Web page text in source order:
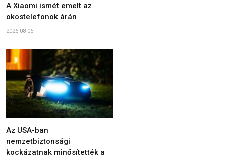
A Xiaomi ismét emelt az
okostelefonok árán
2026-08-06
Az USA-ban
nemzetbiztonsági
kockázatnak minősítették a